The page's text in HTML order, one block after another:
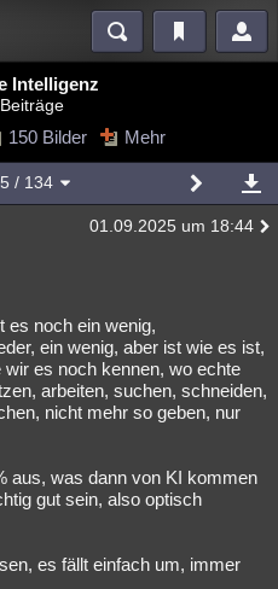
Videos
Mystery Kriminalfälle
Esoterik Literatur
Allmystery English
Neue Geschlossen
Intelligenz
150 Bilder Mehr
/ 134
01.09.2025 um 18:44
es noch ein wenig,
ein wenig, aber ist wie es ist,
es noch kennen, wo echte
arbeiten, suchen, schneiden,
nicht mehr so geben, nur
aus, was dann von KI kommen
gut sein, also optisch
es fällt einfach um, immer